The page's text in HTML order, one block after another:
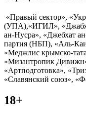
«Правый сектор»,
(УПА),«ИГИЛ»,
ан-Нусра», «Джебхат
партия (НБП), «Аль-
«Меджлис крымско-
«Мизантропик
«Артподготовка»,
«Славянский союз»,
18+